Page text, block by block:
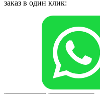
заказ в один клик: